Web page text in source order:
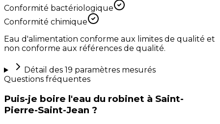
Conformité bactériologique
Conformité chimique
Eau d'alimentation conforme aux limites de qualité et
non conforme aux références de qualité.
Détail des 19 paramètres mesurés
Questions fréquentes
Puis-je boire l'eau du robinet à Saint-
Pierre-Saint-Jean ?